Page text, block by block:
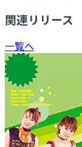
関連リリース
一覧へ